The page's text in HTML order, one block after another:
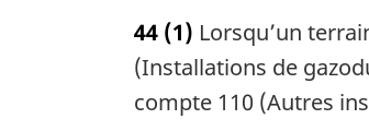
44 (1) Lorsqu’un
(Installations de
compte 110 (Autres